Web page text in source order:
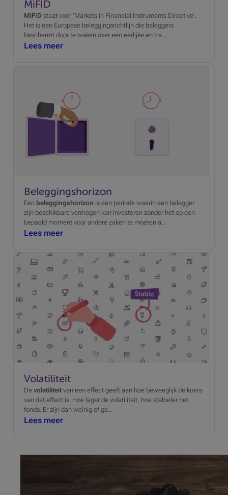
MiFID
MiFID staat voor ‘Markets in Financial Instruments Directive’.
Het is een Europese beleggingsrichtlijn die beleggers
beschermt door te waken over een eerlijke en tra...
Lees meer
Beleggingshorizon
Een beleggingshorizon is een periode waarin een belegger
zijn beschikbare vermogen kan investeren zonder het op een
bepaald moment voor andere zaken te moeten a...
Lees meer
Volatiliteit
De volatiliteit van een effect geeft aan hoe beweeglijk de koers
van dat effect is. Hoe lager de volatiliteit, hoe stabieler het
fonds. Er zijn dan weinig of ge...
Lees meer